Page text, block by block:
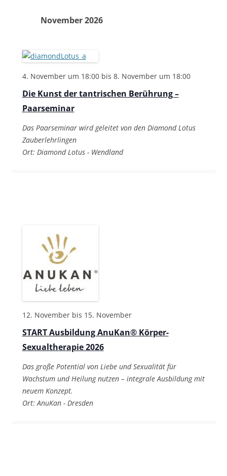
November 2026
4. November um 18:00bis 8. November um 18:00
Die Kunst der tantrischen Berührung –
Paarseminar
Das Paarseminar wird geleitet von den Diamond Lotus
Zauberlehrlingen
Ort: Diamond Lotus - Wendland
12. Novemberbis 15. November
START Ausbildung AnuKan® Körper-
Sexualtherapie 2026
Das große Potential von Liebe und Sexualität für
Wachstum und Heilung nutzen – integrale Ausbildung mit
neuem Konzept.
Ort: AnuKan - Dresden